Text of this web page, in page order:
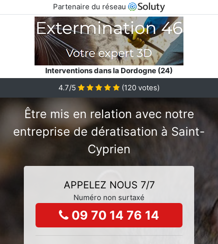
Partenaire du réseau
Interventions dans la Dordogne (24)
4.7/5
(120 votes)
Être mis en relation avec notre
entreprise de dératisation à Saint-
Cyprien
APPELEZ NOUS 7/7
Numéro non surtaxé
09 70 14 76 14